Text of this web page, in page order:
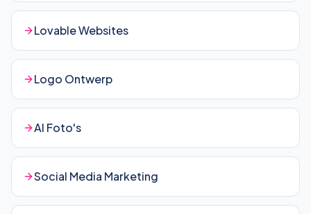
Lovable Websites
Logo Ontwerp
AI Foto's
Social Media Marketing